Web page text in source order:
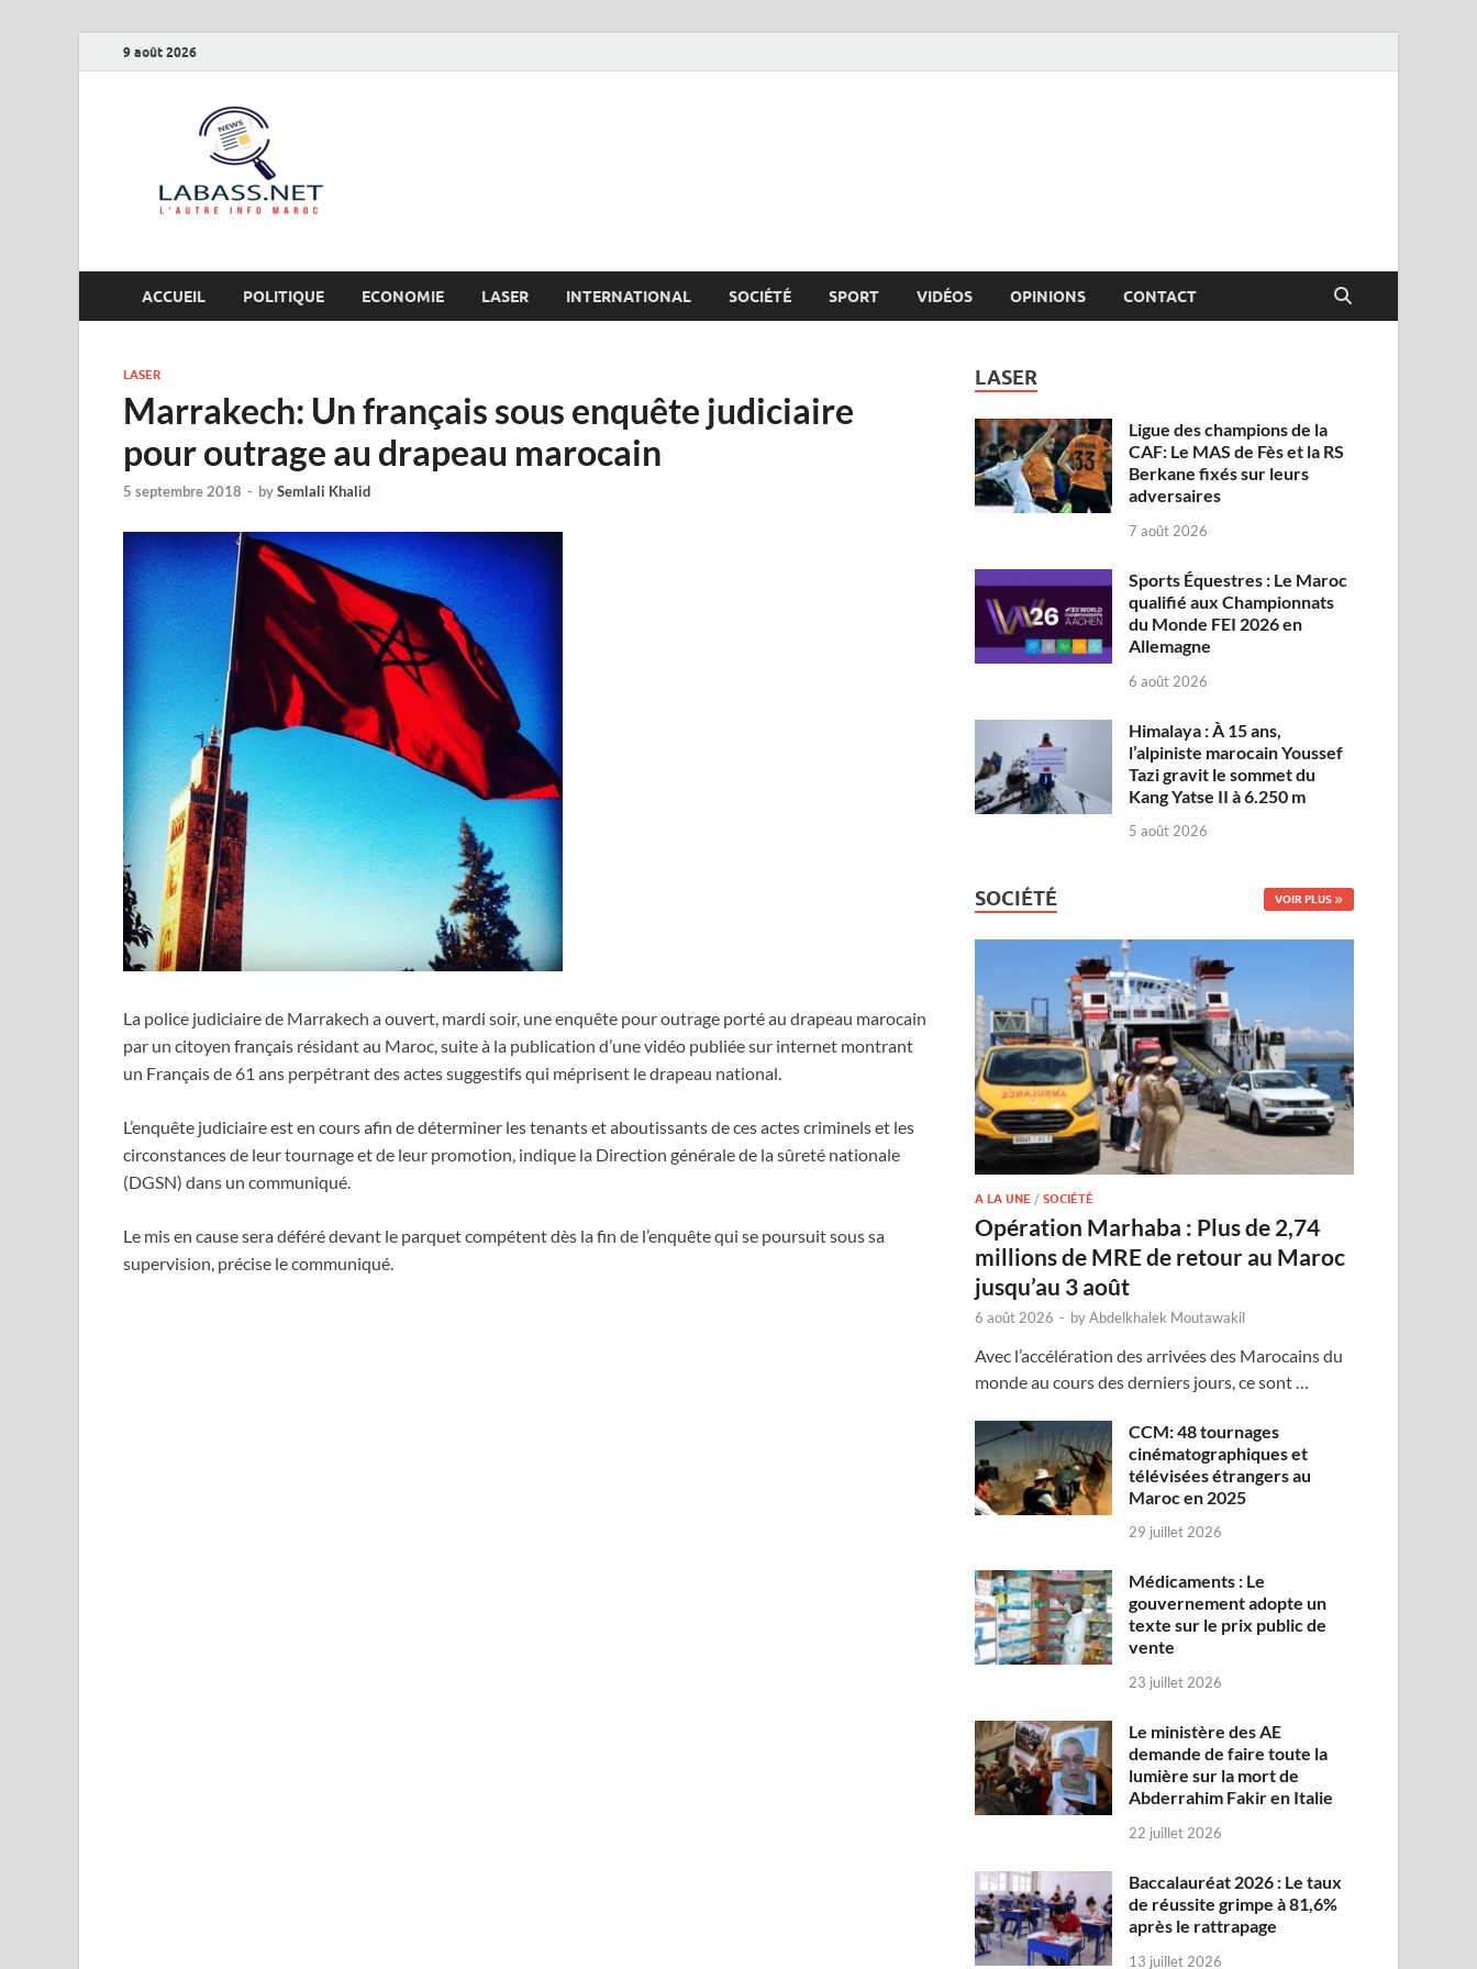
9 août 2026
ACCUEIL POLITIQUE ECONOMIE LASER INTERNATIONAL SOCIÉTÉ SPORT VIDÉOS OPINIONS CONTACT
LASER
Marrakech: Un français sous enquête judiciaire
pour outrage au drapeau marocain
5 septembre 2018 - bySemlali Khalid
La police judiciaire de Marrakech a ouvert, mardi soir, une enquête pour outrage porté au drapeau marocain
par un citoyen français résidant au Maroc, suite à la publication d’une vidéo publiée sur internet montrant
un Français de 61 ans perpétrant des actes suggestifs qui méprisent le drapeau national.
L’enquête judiciaire est en cours afin de déterminer les tenants et aboutissants de ces actes criminels et les
circonstances de leur tournage et de leur promotion, indique la Direction générale de la sûreté nationale
(DGSN) dans un communiqué.
Le mis en cause sera déféré devant le parquet compétent dès la fin de l’enquête qui se poursuit sous sa
supervision, précise le communiqué.
LASER
Ligue des champions de la
CAF: Le MAS de Fès et la RS
Berkane fixés sur leurs
adversaires
7 août 2026
Sports Équestres : Le Maroc
qualifié aux Championnats
du Monde FEI 2026 en
Allemagne
6 août 2026
Himalaya : À 15 ans,
l’alpiniste marocain Youssef
Tazi gravit le sommet du
Kang Yatse II à 6.250 m
5 août 2026
SOCIÉTÉ VOIR PLUS
A LA UNE /SOCIÉTÉ
Opération Marhaba : Plus de 2,74
millions de MRE de retour au Maroc
jusqu’au 3 août
6 août 2026 - byAbdelkhalek Moutawakil
Avec l’accélération des arrivées des Marocains du
monde au cours des derniers jours, ce sont …
CCM: 48 tournages
cinématographiques et
télévisées étrangers au
Maroc en 2025
29 juillet 2026
Médicaments : Le
gouvernement adopte un
texte sur le prix public de
vente
23 juillet 2026
Le ministère des AE
demande de faire toute la
lumière sur la mort de
Abderrahim Fakir en Italie
22 juillet 2026
Baccalauréat 2026 : Le taux
de réussite grimpe à 81,6%
après le rattrapage
13 juillet 2026